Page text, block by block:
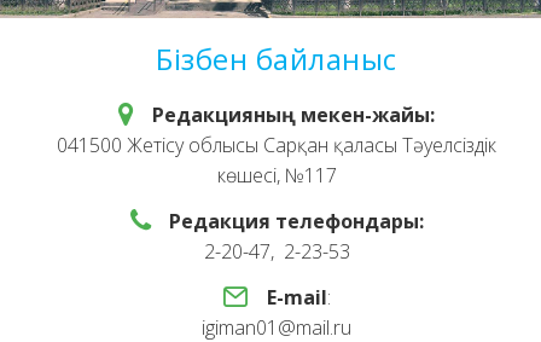
Бізбен байланыс
Редакцияның мекен-жайы:
041500 Жетісу облысы Сарқан қаласы Тәуелсіздік
көшесі, №117
Редакция телефондары:
2-20-47, 2-23-53
E-mail:
igiman01@mail.ru